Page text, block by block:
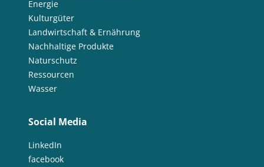
Energie
Kulturgüter
Landwirtschaft & Ernährung
Nachhaltige Produkte
Naturschutz
Ressourcen
Wasser
Social Media
LinkedIn
facebook